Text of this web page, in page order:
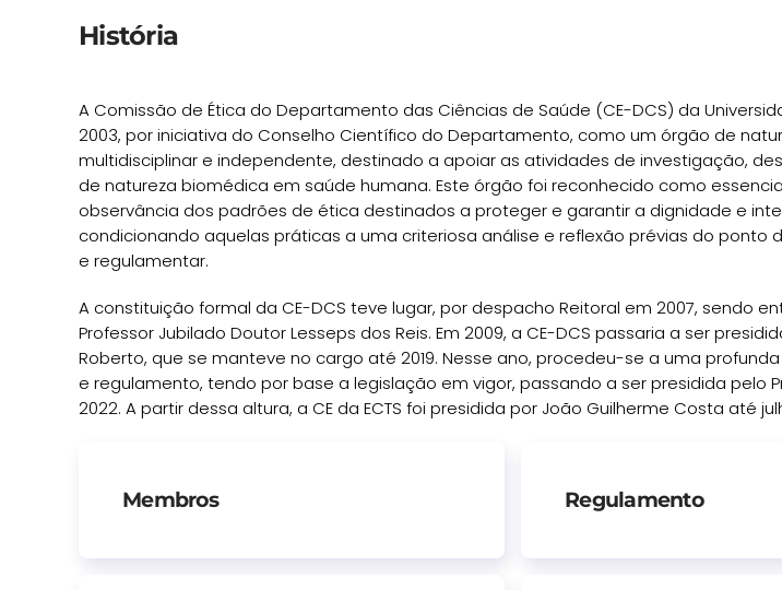
História
A Comissão de Ética do Departamento das Ciências de Saúde (CE-DCS) da
2003, por iniciativa do Conselho Científico do Departamento, como um órgão de
multidisciplinar e independente, destinado a apoiar as atividades de investigação,
de natureza biomédica em saúde humana. Este órgão foi reconhecido como
observância dos padrões de ética destinados a proteger e garantir a dignidade e
condicionando aquelas práticas a uma criteriosa análise e reflexão prévias do ponto
e regulamentar.
A constituição formal da CE-DCS teve lugar, por despacho Reitoral em 2007, sendo
Professor Jubilado Doutor Lesseps dos Reis. Em 2009, a CE-DCS passaria a ser
Roberto, que se manteve no cargo até 2019. Nesse ano, procedeu-se a uma
e regulamento, tendo por base a legislação em vigor, passando a ser presidida pelo
2022. A partir dessa altura, a CE da ECTS foi presidida por João Guilherme Costa até
Membros Regulamento